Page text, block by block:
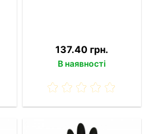
137.40 грн.
В наявності